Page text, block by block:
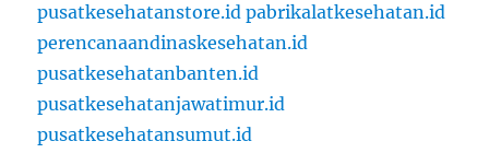
pusatkesehatanstore.id pabrikalatkesehatan.id
perencanaandinaskesehatan.id
pusatkesehatanbanten.id
pusatkesehatanjawatimur.id
pusatkesehatansumut.id